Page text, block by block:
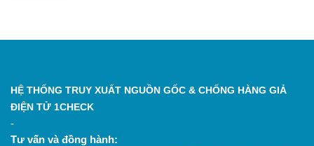
HỆ THỐNG TRUY XUẤT NGUỒN GỐC & CHỐNG HÀNG GIẢ
ĐIỆN TỬ 1CHECK
-
Tư vấn và đồng hành: